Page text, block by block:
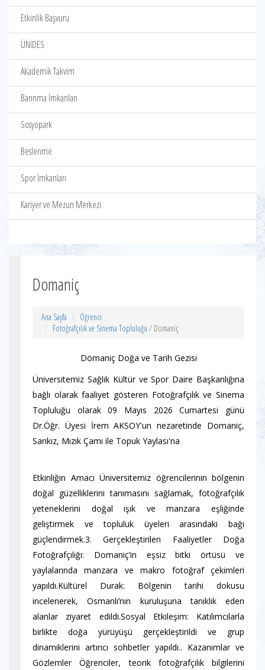
Etkinlik Başvuru
ÜNİDES
Akademik Takvim
Barınma İmkanları
Sosyopark
Beslenme
Spor İmkanları
Kariyer ve Mezun Merkezi
Domaniç
Ana Sayfa
Öğrenci
Fotoğrafçılık ve Sinema Topluluğu / Domaniç
Dömaniç Doğa ve Tarih Gezisi
Üniversitemiz Sağlık Kültür ve Spor Daire Başkanlığına
bağlı olarak faaliyet gösteren Fotoğrafçılık ve Sinema
Topluluğu olarak 09 Mayıs 2026 Cumartesi günü
Dr.Öğr. Üyesi İrem AKSOY'un nezaretinde Domaniç,
Sarıkız, Mızık Çamı ile Topuk Yaylası'na
Etkinliğin Amacı Üniversitemiz öğrencilerinin bölgenin
doğal güzelliklerini tanımasını sağlamak, fotoğrafçılık
yeteneklerini doğal ışık ve manzara eşliğinde
geliştirmek ve topluluk üyeleri arasındaki bağı
güçlendirmek.3. Gerçekleştirilen Faaliyetler Doğa
Fotoğrafçılığı: Domaniç’in eşsiz bitki örtüsü ve
yaylalarında manzara ve makro fotoğraf çekimleri
yapıldı.Kültürel Durak: Bölgenin tarihi dokusu
incelenerek, Osmanlı’nın kuruluşuna tanıklık eden
alanlar ziyaret edildi.Sosyal Etkileşim: Katılımcılarla
birlikte doğa yürüyüşü gerçekleştirildi ve grup
dinamiklerini artırıcı sohbetler yapıldı.. Kazanımlar ve
Gözlemler Öğrenciler, teorik fotoğrafçılık bilgilerini